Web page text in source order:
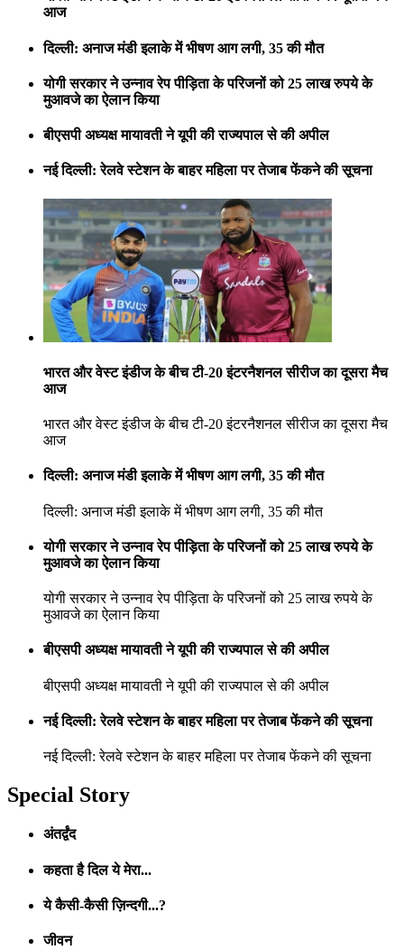
आज
दिल्ली: अनाज मंडी इलाके में भीषण आग लगी, 35 की मौत
योगी सरकार ने उन्नाव रेप पीड़िता के परिजनों को 25 लाख रुपये के
मुआवजे का ऐलान किया
बीएसपी अध्यक्ष मायावती ने यूपी की राज्यपाल से की अपील
नई दिल्ली: रेलवे स्टेशन के बाहर महिला पर तेजाब फेंकने की सूचना
भारत और वेस्ट इंडीज के बीच टी-20 इंटरनैशनल सीरीज का दूसरा मैच
आज
भारत और वेस्ट इंडीज के बीच टी-20 इंटरनैशनल सीरीज का दूसरा मैच
आज
दिल्ली: अनाज मंडी इलाके में भीषण आग लगी, 35 की मौत
दिल्ली: अनाज मंडी इलाके में भीषण आग लगी, 35 की मौत
योगी सरकार ने उन्नाव रेप पीड़िता के परिजनों को 25 लाख रुपये के
मुआवजे का ऐलान किया
योगी सरकार ने उन्नाव रेप पीड़िता के परिजनों को 25 लाख रुपये के
मुआवजे का ऐलान किया
बीएसपी अध्यक्ष मायावती ने यूपी की राज्यपाल से की अपील
बीएसपी अध्यक्ष मायावती ने यूपी की राज्यपाल से की अपील
नई दिल्ली: रेलवे स्टेशन के बाहर महिला पर तेजाब फेंकने की सूचना
नई दिल्ली: रेलवे स्टेशन के बाहर महिला पर तेजाब फेंकने की सूचना
Special Story
अंतर्द्वंद
कहता है दिल ये मेरा...
ये कैसी-कैसी ज़िन्दगी...?
जीवन